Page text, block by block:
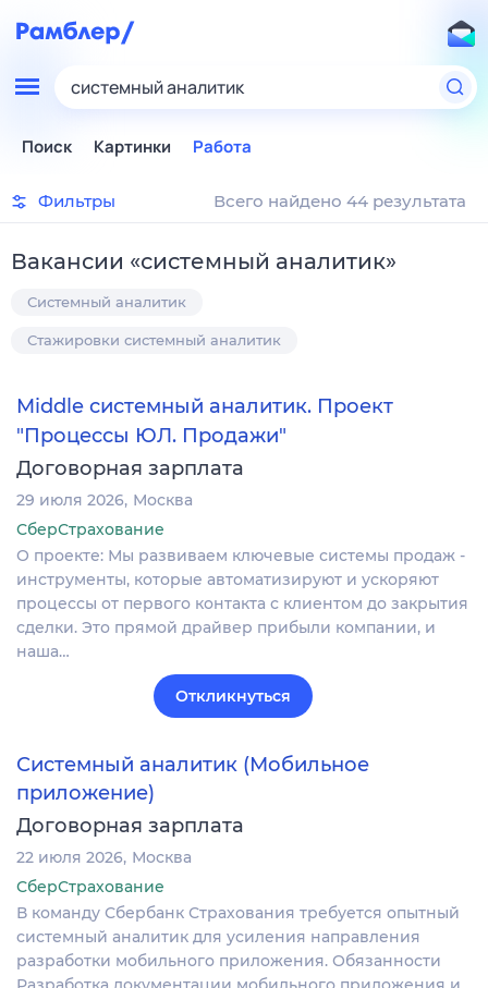
системный аналитик
Поиск Картинки Работа
Фильтры Всего найдено 44 результата
Вакансии «системный аналитик»
Системный аналитик
Стажировки системный аналитик
Middle системный аналитик. Проект
"Процессы ЮЛ. Продажи"
Договорная зарплата
29 июля 2026 Москва
СберСтрахование
О проекте: Мы развиваем ключевые системы продаж -
инструменты, которые автоматизируют и ускоряют
процессы от первого контакта с клиентом до закрытия
сделки. Это прямой драйвер прибыли компании, и
наша…
Откликнуться
Системный аналитик (Мобильное
приложение)
Договорная зарплата
22 июля 2026 Москва
СберСтрахование
В команду Сбербанк Страхования требуется опытный
системный аналитик для усиления направления
разработки мобильного приложения. Обязанности